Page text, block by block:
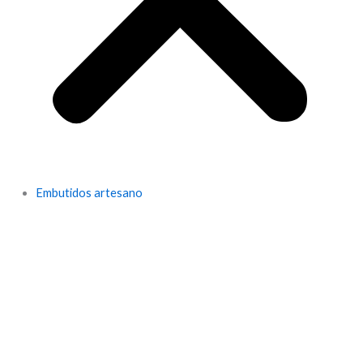
Embutidos artesano